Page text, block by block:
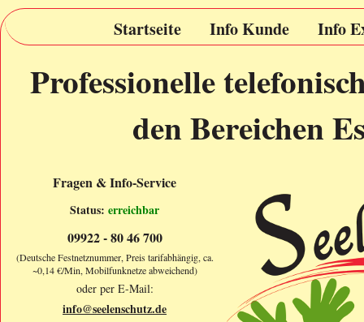
Startseite Info Kunde Info
Professionelle
den Bereichen
Fragen & Info-Service
Status: erreichbar
09922 - 80 46 700
(Deutsche Festnetznummer, Preis tarifabhängig, ca.
~0,14 €/Min, Mobilfunknetze abweichend)
oder per E-Mail:
info@seelenschutz.de